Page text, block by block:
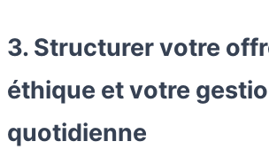
3. Structurer votre
éthique et votre
quotidienne